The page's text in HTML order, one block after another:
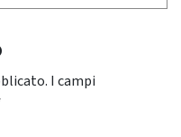
I campi